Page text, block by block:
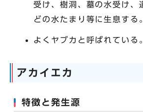
受け、樹洞、墓の水受け、
どの水たまり等に生息する
よくヤブカと呼ばれている
アカイエカ
特徴と発生源